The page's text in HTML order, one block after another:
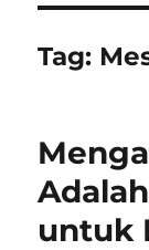
Tag:
untuk